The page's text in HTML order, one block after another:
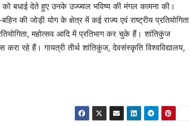
को बधाई देते हुए उनके उज्ज्वल भविष्य की मंगल कामना की।
की जोड़ी योग के क्षेत्र में कई राज्य एवं राष्ट्रीय प्रतियोगिता
महोत्सव आदि में प्रतिभाग कर चुके हैं। शांतिकुंज
करा रहे हैं। गायत्री तीर्थ शांतिकुंज, देवसंस्कृति विश्वविद्यालय,